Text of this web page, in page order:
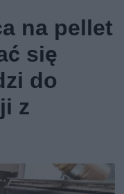
na pellet
się
do
z